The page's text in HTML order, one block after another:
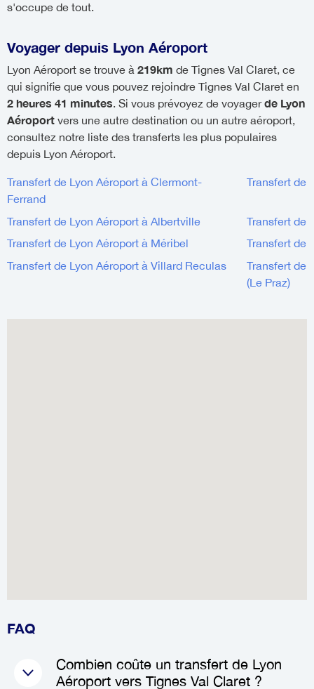
s'occupe de tout.
Voyager depuis Lyon Aéroport
Lyon Aéroport se trouve à 219km de Tignes Val Claret, ce
qui signifie que vous pouvez rejoindre Tignes Val Claret en
2 heures 41 minutes. Si vous prévoyez de voyagerde Lyon
Aéroport vers une autre destination ou un autre aéroport,
consultez notre liste des transferts les plus populaires
depuis Lyon Aéroport.
Transfert de Lyon Aéroport à Clermont-
Ferrand
Transfert de
Transfert de Lyon Aéroport à Albertville
Transfert de
Transfert de Lyon Aéroport à Méribel
Transfert de
Transfert de Lyon Aéroport à Villard Reculas
Transfert de
(Le Praz)
FAQ
Combien coûte un transfert de Lyon
Aéroport vers Tignes Val Claret ?